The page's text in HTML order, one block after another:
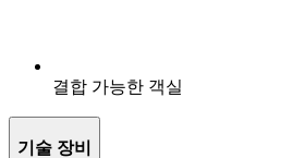
결합 가능한 객실
기술 장비